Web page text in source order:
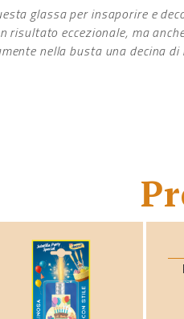
glassa per insaporire e
risultato eccezionale, ma
nella busta una decina